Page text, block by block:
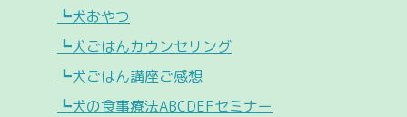
┗犬おやつ
┗犬ごはんカウンセリング
┗犬ごはん講座ご感想
┗犬の食事療法ABCDEFセミナー